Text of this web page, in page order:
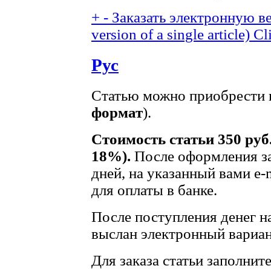
+ - Заказать электронную
version of a single article)
Рус
Статью можно приобрести
формат).
Стоимость статьи 350
18%). После оформления
дней, на указанный вами
для оплаты в банке.
После поступления денег
выслан электронный
Для заказа статьи